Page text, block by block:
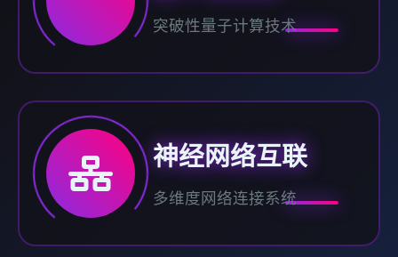
突破性量子计算技术
神经网络互联
多维度网络连接系统